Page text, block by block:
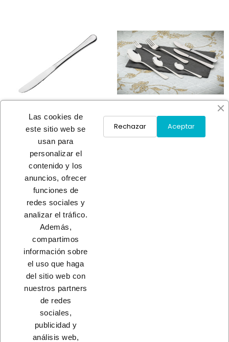
CUCHILLO POSTRE INOX
STRESA
A consultar
CONTACTO
PRODUCTOS
Las cookies de
este sitio web se
usan para
personalizar el
contenido y los
anuncios, ofrecer
funciones de
redes sociales y
analizar el tráfico.
Además,
compartimos
información sobre
el uso que haga
del sitio web con
nuestros partners
de redes
sociales,
publicidad y
análisis web,
Aceptar
Rechazar